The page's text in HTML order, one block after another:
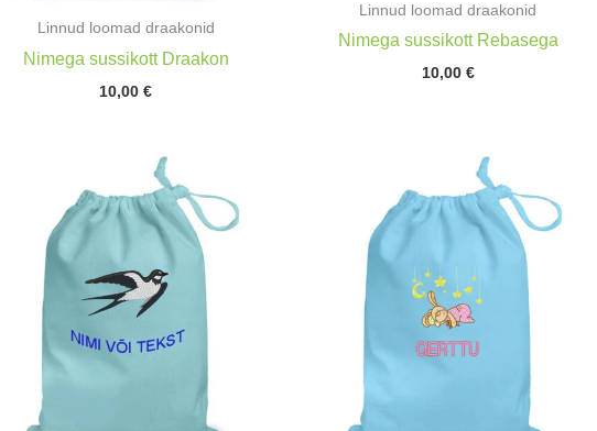
Linnud loomad draakonid
Nimega sussikott Draakon
10,00€
Linnud loomad draakonid
Nimega sussikott Rebasega
10,00 €